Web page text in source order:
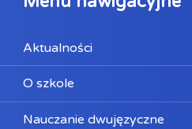
Aktualności
O szkole
Nauczanie dwujęzyczne